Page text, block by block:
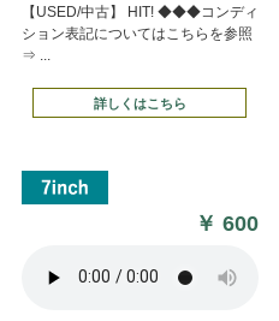
【USED/中古】 HIT! ◆◆◆コンディ
ション表記についてはこちらを参照
⇒ ...
詳しくはこちら
￥600